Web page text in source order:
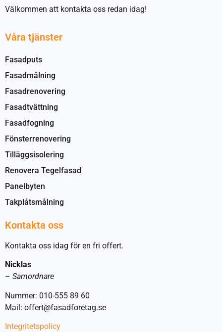
Välkommen att kontakta oss redan idag!
Våra tjänster
Fasadputs
Fasadmålning
Fasadrenovering
Fasadtvättning
Fasadfogning
Fönsterrenovering
Tilläggsisolering
Renovera Tegelfasad
Panelbyten
Takplåtsmålning
Kontakta oss
Kontakta oss idag för en fri offert.
Nicklas
– Samordnare
Nummer: 010-555 89 60
Mail: offert@fasadforetag.se
Integritetspolicy